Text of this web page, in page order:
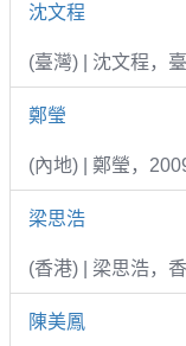
沈文程
(臺灣) | 沈文程，
鄭瑩
(內地) | 鄭瑩，
梁思浩
(香港) | 梁思浩，
陳美鳳